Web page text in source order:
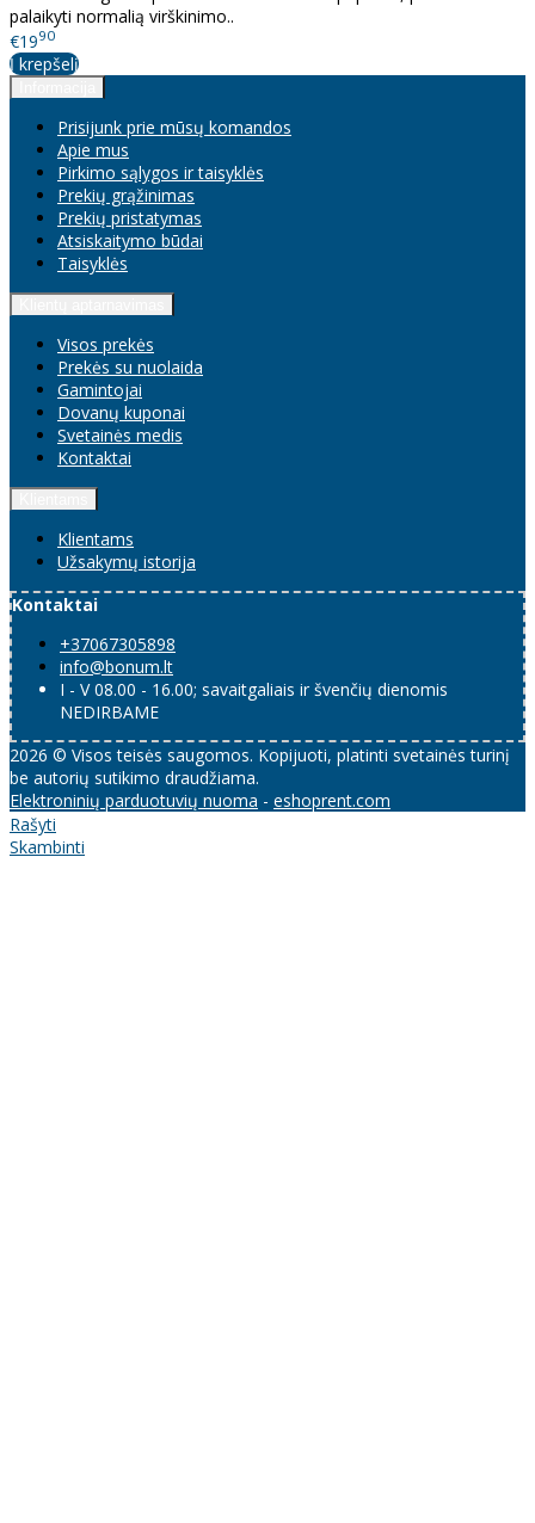
palaikyti normalią virškinimo..
€1990
Į krepšelį
Prisijunk prie mūsų komandos
Apie mus
Pirkimo sąlygos ir taisyklės
Prekių grąžinimas
Prekių pristatymas
Atsiskaitymo būdai
Taisyklės
Visos prekės
Prekės su nuolaida
Gamintojai
Dovanų kuponai
Svetainės medis
Kontaktai
Klientams
Užsakymų istorija
Kontaktai
+37067305898
info@bonum.lt
I - V 08.00 - 16.00; savaitgaliais ir švenčių dienomis
NEDIRBAME
2026 © Visos teisės saugomos. Kopijuoti, platinti svetainės turinį
be autorių sutikimo draudžiama.
Elektroninių parduotuvių nuoma - eshoprent.com
Rašyti
Skambinti